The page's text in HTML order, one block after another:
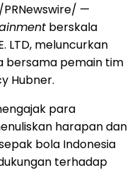
/PRNewswire/ —
berskala
LTD, meluncurkan
bersama pemain tim
Hubner.
para
harapan dan
bola Indonesia
terhadap